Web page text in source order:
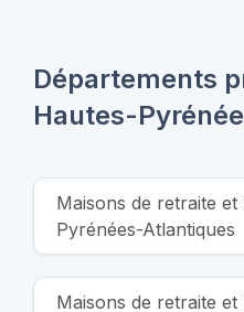
Départements
Hautes-
Maisons de retraite et
Pyrénées-Atlantiques
Maisons de retraite et